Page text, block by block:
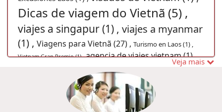
Dicas de viagem do Vietnã (5) ,
viajes a singapur (1) , viajes a myanmar
(1) , Viagens para Vietnã (27) , Turismo en Laos (1) ,
Vietnam Gran Premio (1) ,agencia de viajes vietnam (1) ,
noticias de viajes de vietnam (1) ,Visitar Sapa (1) ,
festival vietnam (1) ,Hanói Grande Prêmio (1) ,
en Tailandia (1) ,viajes laos (1) , Turismo no
Veja mais